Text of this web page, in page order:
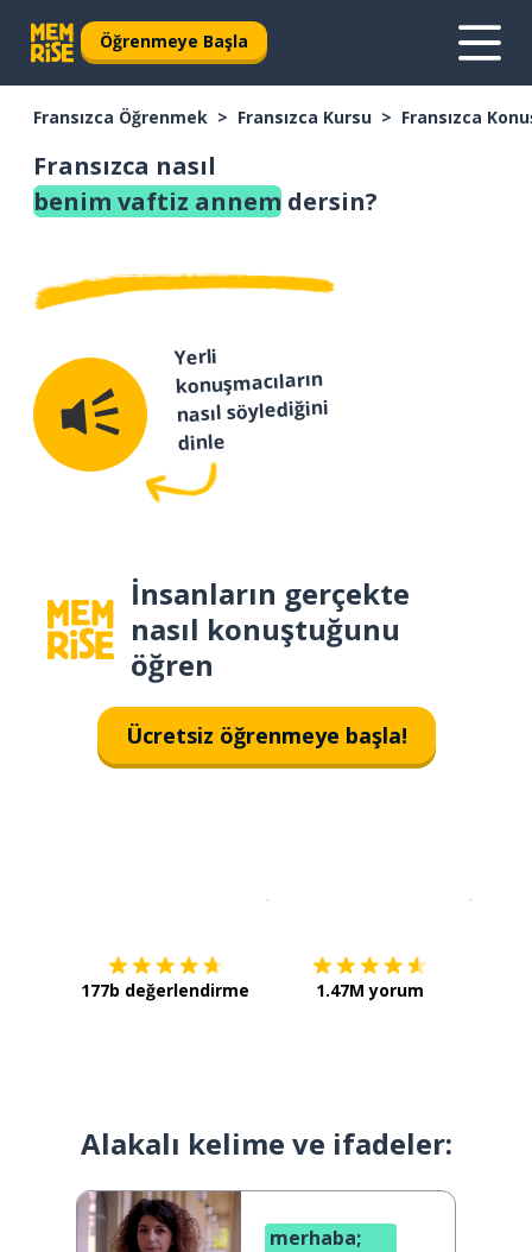
Öğrenmeye Başla
Fransızca Öğrenmek Fransızca Kursu Fransızca
Fransızca nasıl
benim vaftiz annem dersin?
Yerli
konuşmacıların
nasıl söylediğini
dinle
İnsanların gerçekte
nasıl konuştuğunu
öğren
Ücretsiz öğrenmeye başla!
177b değerlendirme 1.47M yorum
Alakalı kelime ve ifadeler:
merhaba;